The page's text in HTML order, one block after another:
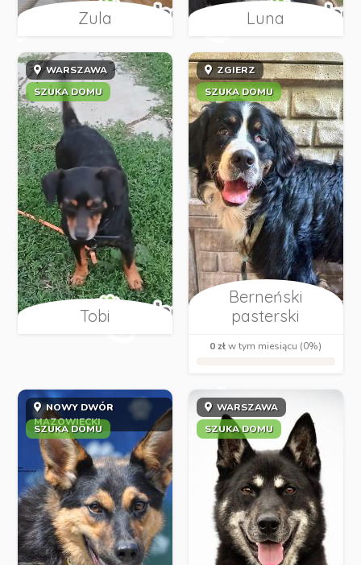
Zula Luna
WARSZAWA
SZUKA DOMU
Tobi
ZGIERZ
SZUKA DOMU
Berneński
pasterski
0 złw tym miesiącu (0%)
NOWY DWÓR
MAZOWIECKI
SZUKA DOMU
WARSZAWA
SZUKA DOMU